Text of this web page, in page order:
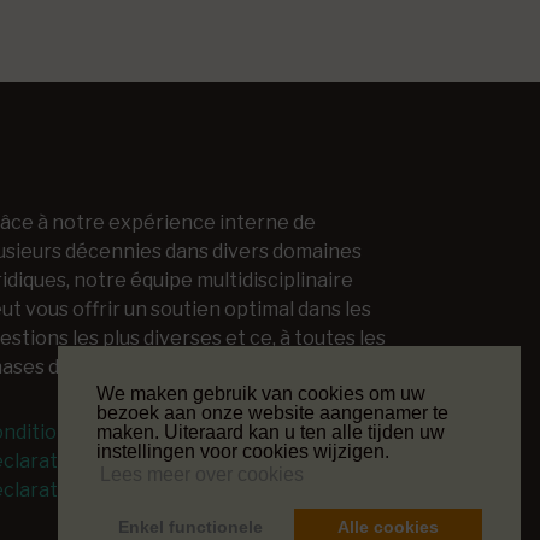
We maken gebruik van cookies om uw
bezoek aan onze website aangenamer te
maken. Uiteraard kan u ten alle tijden uw
instellingen voor cookies wijzigen.
Enkel functionele
Alle cookies
à notre expérience interne de
décennies dans divers domaines
notre équipe multidisciplinaire
vous offrir un soutien optimal dans les
les plus diverses et ce, à toutes les
d'un projet juridique.
générales
de confidentialité
de cookies